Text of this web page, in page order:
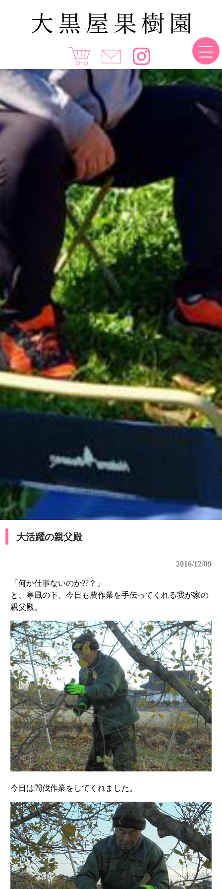
大活躍の親父殿
2016/12/09
「何か仕事ないのか??？」
と、寒風の下、今日も農作業を手伝ってくれる我が家の
親父殿。
今日は間伐作業をしてくれました。